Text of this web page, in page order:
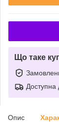
Що таке
Доступна
Опис